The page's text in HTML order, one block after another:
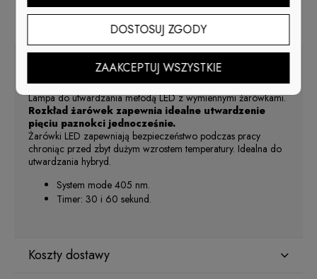
Nowoczesna Lampa Led z wymiennymi żarówkami!
Lampa do utwardzania metodą LED z wymiennymi żarówkami.
Rozkład żarówek zapewnia idealne utwardzenie
pięciu paznokci jednocześnie.
Żarówki LED zapewniają bezpieczeństwo podczas pracy
chroniąc przed zbyt dużym wzrostem temperatury. Idealna do
utwardzania hybryd.
System mode 405 nm.
Timer: 30 i 60 sekund.
Koszty dostawy
DOSTOSUJ ZGODY
ZAAKCEPTUJ WSZYSTKIE